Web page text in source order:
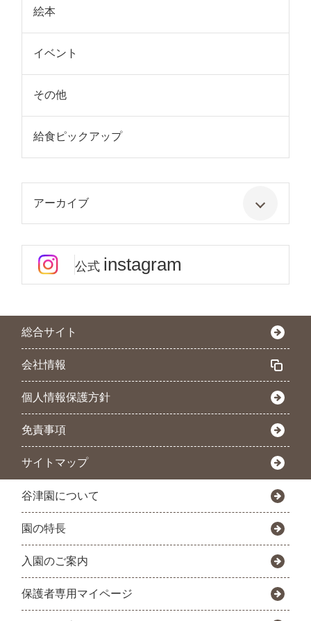
絵本
イベント
その他
給食ピックアップ
アーカイブ
公式 instagram
総合サイト
会社情報
個人情報保護方針
免責事項
サイトマップ
谷津園について
園の特長
入園のご案内
保護者専用マイページ